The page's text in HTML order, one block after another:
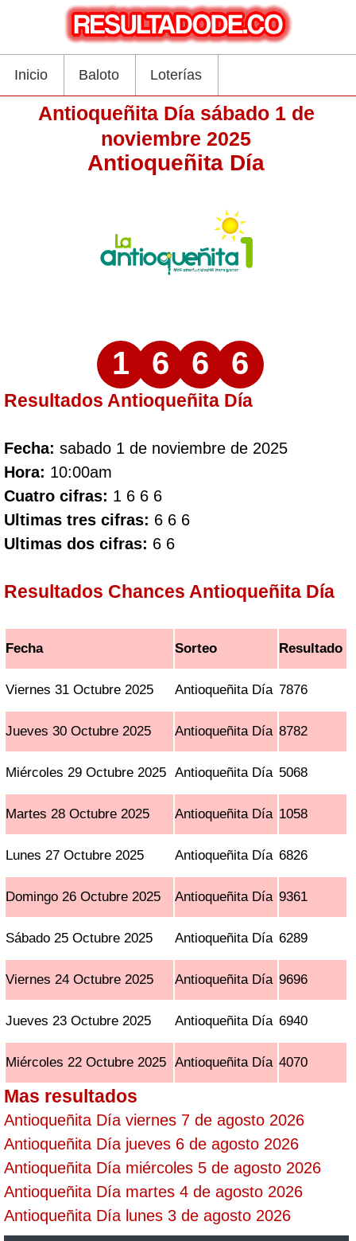
Inicio Baloto Loterías
Antioqueñita Día sábado 1 de
noviembre 2025
Antioqueñita Día
1 6 6 6
Resultados Antioqueñita Día
Fecha: sabado 1 de noviembre de 2025
Hora: 10:00am
Cuatro cifras: 1 6 6 6
Ultimas tres cifras: 6 6 6
Ultimas dos cifras: 6 6
Resultados Chances Antioqueñita Día
Fecha Sorteo Resultado
Viernes 31 Octubre 2025 Antioqueñita Día 7876
Jueves 30 Octubre 2025 Antioqueñita Día 8782
Miércoles 29 Octubre 2025 Antioqueñita Día 5068
Martes 28 Octubre 2025 Antioqueñita Día 1058
Lunes 27 Octubre 2025 Antioqueñita Día 6826
Domingo 26 Octubre 2025 Antioqueñita Día 9361
Sábado 25 Octubre 2025 Antioqueñita Día 6289
Viernes 24 Octubre 2025 Antioqueñita Día 9696
Jueves 23 Octubre 2025 Antioqueñita Día 6940
Miércoles 22 Octubre 2025 Antioqueñita Día 4070
Mas resultados
Antioqueñita Día viernes 7 de agosto 2026
Antioqueñita Día jueves 6 de agosto 2026
Antioqueñita Día miércoles 5 de agosto 2026
Antioqueñita Día martes 4 de agosto 2026
Antioqueñita Día lunes 3 de agosto 2026